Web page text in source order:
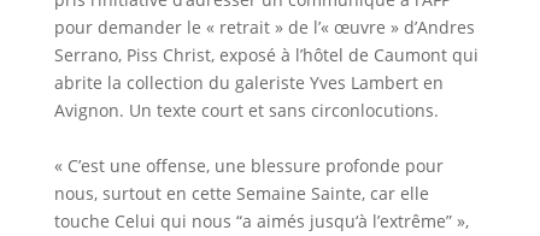
pour demander le « retrait » de l’« œuvre » d’Andres
Serrano, Piss Christ, exposé à l’hôtel de Caumont qui
abrite la collection du galeriste Yves Lambert en
Avignon. Un texte court et sans circonlocutions.
« C’est une offense, une blessure profonde pour
nous, surtout en cette Semaine Sainte, car elle
touche Celui qui nous “a aimés jusqu‘à l’extrême” »,